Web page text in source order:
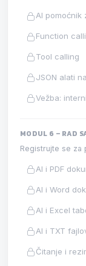
AI pomoćnik
Function
Tool calling
JSON alati
Vežba:
MODUL 6 – RAD
Registrujte se za
AI i PDF
AI i Word
AI i Excel
AI i TXT
Čitanje i